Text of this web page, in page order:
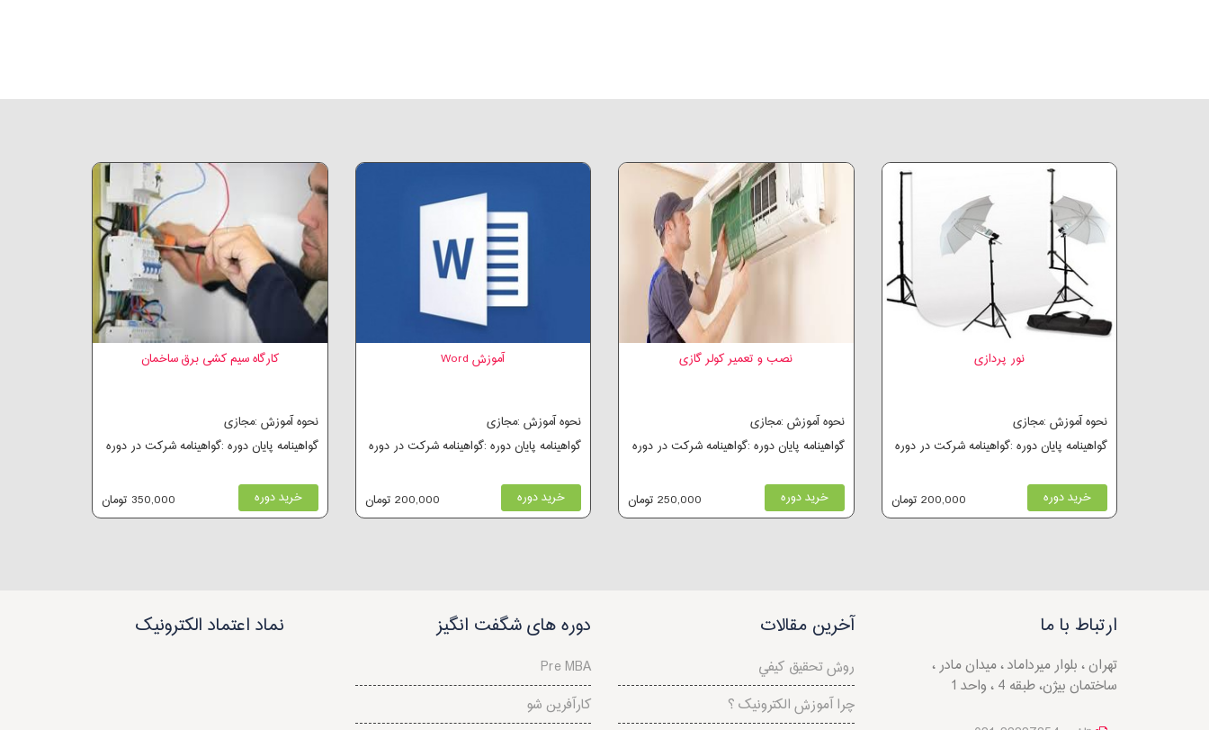
کارگاه سیم کشی برق ساخمان
نحوه آموزش :مجازی
گواهینامه پایان دوره :گواهینامه شرکت در دوره
خرید دوره 350,000 تومان
آموزش Word
نحوه آموزش :مجازی
گواهینامه پایان دوره :گواهینامه شرکت در دوره
خرید دوره 200,000 تومان
نصب و تعمیر کولر گازی
نحوه آموزش :مجازی
گواهینامه پایان دوره :گواهینامه شرکت در دوره
خرید دوره 250,000 تومان
نور پردازی
نحوه آموزش :مجازی
گواهینامه پایان دوره :گواهینامه شرکت در دوره
خرید دوره 200,000 تومان
ارتباط با ما
تهران ، بلوار میرداماد ، میدان مادر ،
ساختمان بیژن، طبقه 4 ، واحد 1
آخرین مقالات
روش تحقيق كيفي
چرا آموزش الکترونیک ؟
دوره های شگفت انگیز
Pre MBA
کارآفرین شو
نماد اعتماد الکترونیک